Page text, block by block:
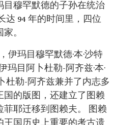
穆罕默德的子孙在统治
达 94 年的时间里，四位
。
伊玛目穆罕默德·本·沙特
玛目阿卜杜勒-阿齐兹·本·
杜勒-阿齐兹兼并了内志多
的版图，还建立了图赖
耶迁移到图赖夫。 图赖